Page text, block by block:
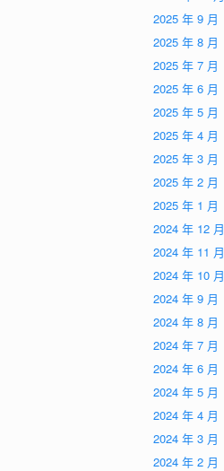
2025 年 9 月
2025 年 8 月
2025 年 7 月
2025 年 6 月
2025 年 5 月
2025 年 4 月
2025 年 3 月
2025 年 2 月
2025 年 1 月
2024 年 12 月
2024 年 11 月
2024 年 10 月
2024 年 9 月
2024 年 8 月
2024 年 7 月
2024 年 6 月
2024 年 5 月
2024 年 4 月
2024 年 3 月
2024 年 2 月